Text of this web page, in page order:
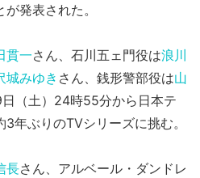
発表された。
貫一さん、石川五ェ門役は浪川
城みゆき さん、銭形警部役は山
（⼟）24時55分から日本テ
年ぶりのTVシリーズに挑む。
⻑さん、アルベール・ダンドレ